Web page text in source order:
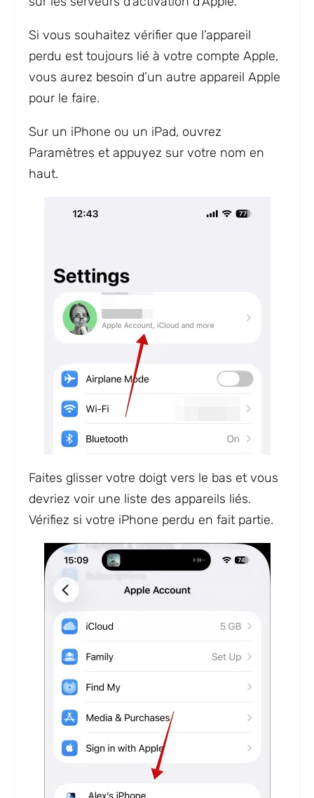
Si vous souhaitez vérifier que l’appareil
perdu est toujours lié à votre compte Apple,
vous aurez besoin d’un autre appareil Apple
pour le faire.
Sur un iPhone ou un iPad, ouvrez
Paramètres et appuyez sur votre nom en
haut.
Faites glisser votre doigt vers le bas et vous
devriez voir une liste des appareils liés.
Vérifiez si votre iPhone perdu en fait partie.